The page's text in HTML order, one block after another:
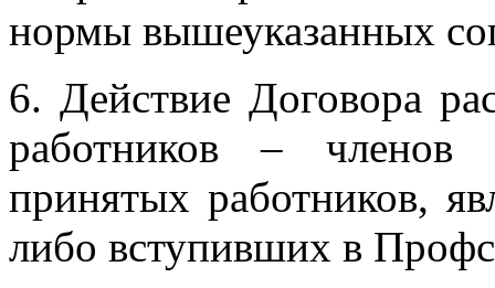
нормы вышеуказанных
6. Действие Договора
работников –
принятых работников,
либо вступивших в